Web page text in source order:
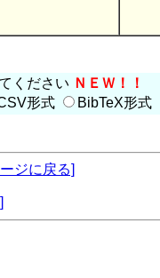
ください ＮＥＷ！！
形式 BibTeX形式
ジに戻る]